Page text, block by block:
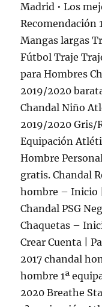
Madrid • Los
Recomendación
Mangas largas
Fútbol Traje
para Hombres
2019/2020
Chandal Niño
2019/2020 Gris/
Equipación
Hombre
gratis. Chandal
hombre – Inicio
Chandal PSG
Chaquetas –
Crear Cuenta |
2017 chandal
hombre 1ª
2020 Breathe